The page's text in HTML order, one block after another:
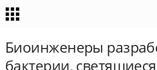
Биоинженеры
бактерии,